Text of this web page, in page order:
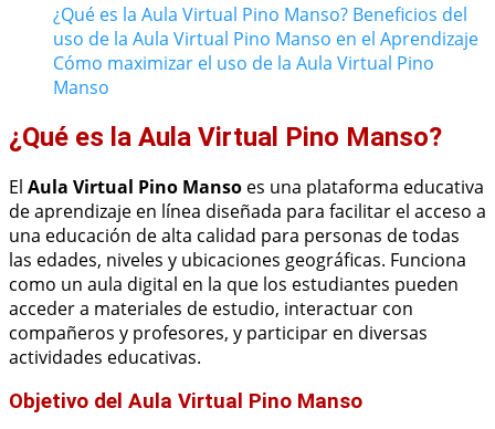
¿Qué es la Aula Virtual Pino Manso? Beneficios del
uso de la Aula Virtual Pino Manso en el Aprendizaje
Cómo maximizar el uso de la Aula Virtual Pino
Manso
¿Qué es la Aula Virtual Pino Manso?
El Aula Virtual Pino Manso es una plataforma educativa
de aprendizaje en línea diseñada para facilitar el acceso a
una educación de alta calidad para personas de todas
las edades, niveles y ubicaciones geográficas. Funciona
como un aula digital en la que los estudiantes pueden
acceder a materiales de estudio, interactuar con
compañeros y profesores, y participar en diversas
actividades educativas.
Objetivo del Aula Virtual Pino Manso